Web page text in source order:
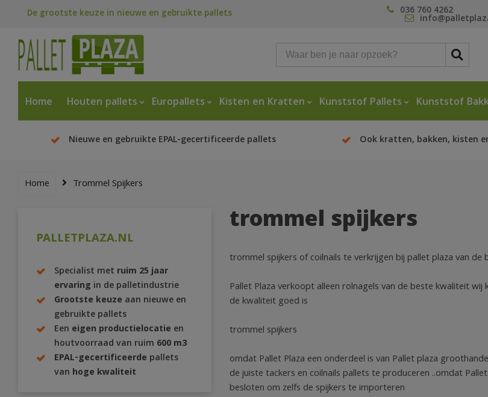
De grootste keuze in nieuwe en gebruikte pallets 036 760 4262
Home Houten pallets Europallets Kisten en Kratten Kunststof Pallets Kunststof
Nieuwe en gebruikte EPAL-gecertificeerde pallets Ook kratten, bakken, kisten
Home Trommel Spijkers
PALLETPLAZA.NL
Specialist met ruim 25 jaar
ervaring in de palletindustrie
Grootste keuze aan nieuwe en
gebruikte pallets
Een eigen productielocatie en
houtvoorraad van ruim 600 m3
EPAL-gecertificeerde pallets
van hoge kwaliteit
trommel spijkers
trommel spijkers of coilnails te verkrijgen bij pallet plaza van de
Pallet Plaza verkoopt alleen rolnagels van de beste kwaliteit
de kwaliteit goed is
trommel spijkers
omdat Pallet Plaza een onderdeel is van Pallet plaza
de juiste tackers en coilnails pallets te produceren ..omdat
besloten om zelfs de spijkers te importeren